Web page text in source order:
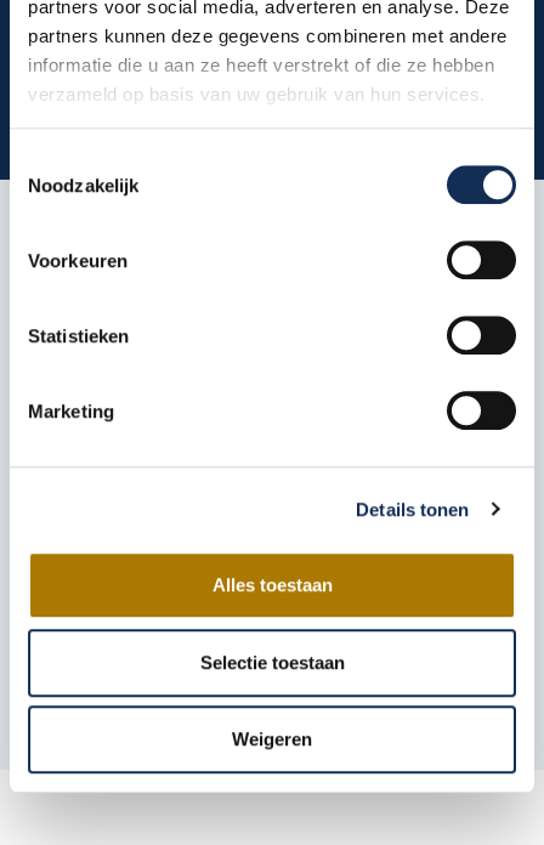
partners voor social media, adverteren en analyse. Deze
partners kunnen deze gegevens combineren met andere
informatie die u aan ze heeft verstrekt of die ze hebben
verzameld op basis van uw gebruik van hun services.
Noodzakelijk
Voorkeuren
Statistieken
Marketing
Details tonen
Alles toestaan
Selectie toestaan
Weigeren
Met Telehealth Basic biedt Physitrack gratis
videobellen voor fysiotherapeuten, direct ingebouwd in
elk abonnement. Hierdoor kun je eenvoudig 1-op-1
oefeningen en snel schakelen. Je kunt ook kiezen voor
de Telehealth Pro-optie voor extra functionaliteiten,
zoals beveiligde servers van Dolby®.